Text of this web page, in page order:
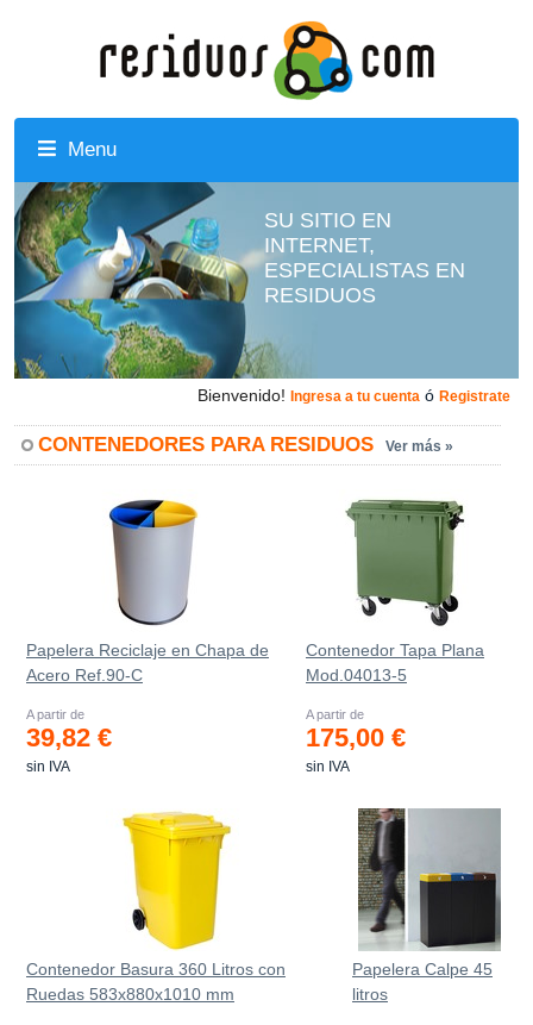
Menu
SU SITIO EN
INTERNET,
ESPECIALISTAS EN
RESIDUOS
Bienvenido! Ingresa a tu cuenta ó Registrate
CONTENEDORES PARA RESIDUOS Ver más »
Papelera Reciclaje en Chapa de
Acero Ref.90-C
A partir de
39,82 €
sin IVA
Contenedor Tapa Plana
Mod.04013-5
A partir de
175,00 €
sin IVA
Contenedor Basura 360 Litros con
Ruedas 583x880x1010 mm
Papelera Calpe 45
litros